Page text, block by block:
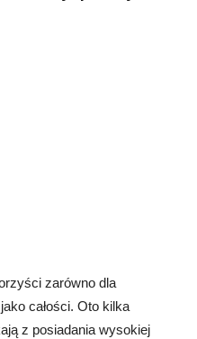
zarówno dla
całości. Oto kilka
z posiadania wysokiej